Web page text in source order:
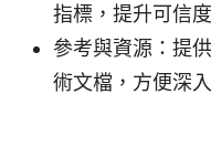
指標，提升可信度
參考與資源：提
術文檔，方便深